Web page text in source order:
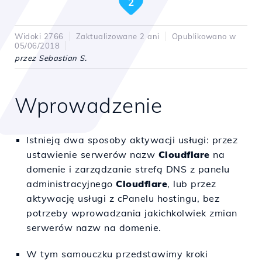
Widoki 2766 Zaktualizowane 2 ani
Opublikowano w
05/06/2018
przez Sebastian S.
Wprowadzenie
Istnieją dwa sposoby aktywacji usługi: przez
ustawienie serwerów nazw Cloudflare na
domenie i zarządzanie strefą DNS z panelu
administracyjnego Cloudflare, lub przez
aktywację usługi z cPanelu hostingu, bez
potrzeby wprowadzania jakichkolwiek zmian
serwerów nazw na domenie.
W tym samouczku przedstawimy kroki